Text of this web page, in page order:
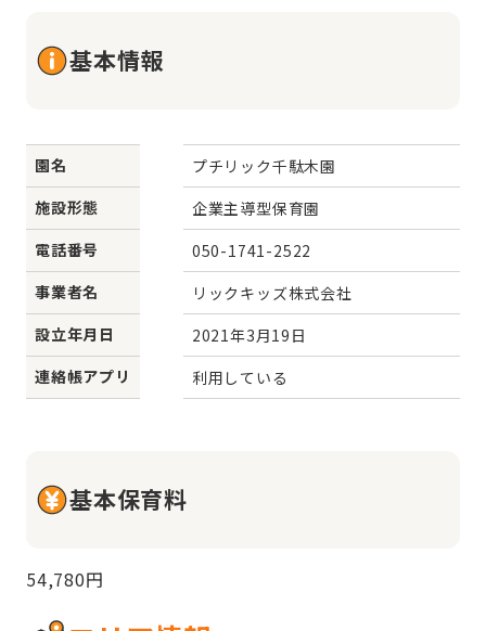
基本情報
園名
プチリック千駄木園
施設形態
企業主導型保育園
電話番号
050-1741-2522
事業者名
リックキッズ株式会社
設立年月日
2021年3月19日
連絡帳アプリ
利用している
基本保育料
54,780円